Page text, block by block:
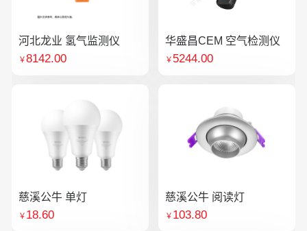
河北龙业 氢气监测仪
￥8142.00
华盛昌CEM 空气检测仪
￥ 5244.00
慈溪公牛 单灯
￥ 18.60
慈溪公牛 阅读灯
￥ 103.80